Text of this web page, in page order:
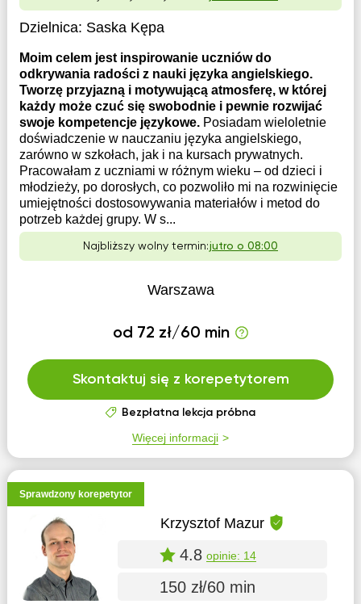
Dzielnica: Saska Kępa
Moim celem jest inspirowanie uczniów do
odkrywania radości z nauki języka angielskiego.
Tworzę przyjazną i motywującą atmosferę, w której
każdy może czuć się swobodnie i pewnie rozwijać
swoje kompetencje językowe. Posiadam wieloletnie
doświadczenie w nauczaniu języka angielskiego,
zarówno w szkołach, jak i na kursach prywatnych.
Pracowałam z uczniami w różnym wieku – od dzieci i
młodzieży, po dorosłych, co pozwoliło mi na rozwinięcie
umiejętności dostosowywania materiałów i metod do
potrzeb każdej grupy. W s...
Najbliższy wolny termin:jutro o 08:00
Warszawa
od 72 zł/60 min
Skontaktuj się z korepetytorem
Bezpłatna lekcja próbna
Więcej informacji
Sprawdzony korepetytor
Krzysztof Mazur
4.8 opinie: 14
150 zł/60 min